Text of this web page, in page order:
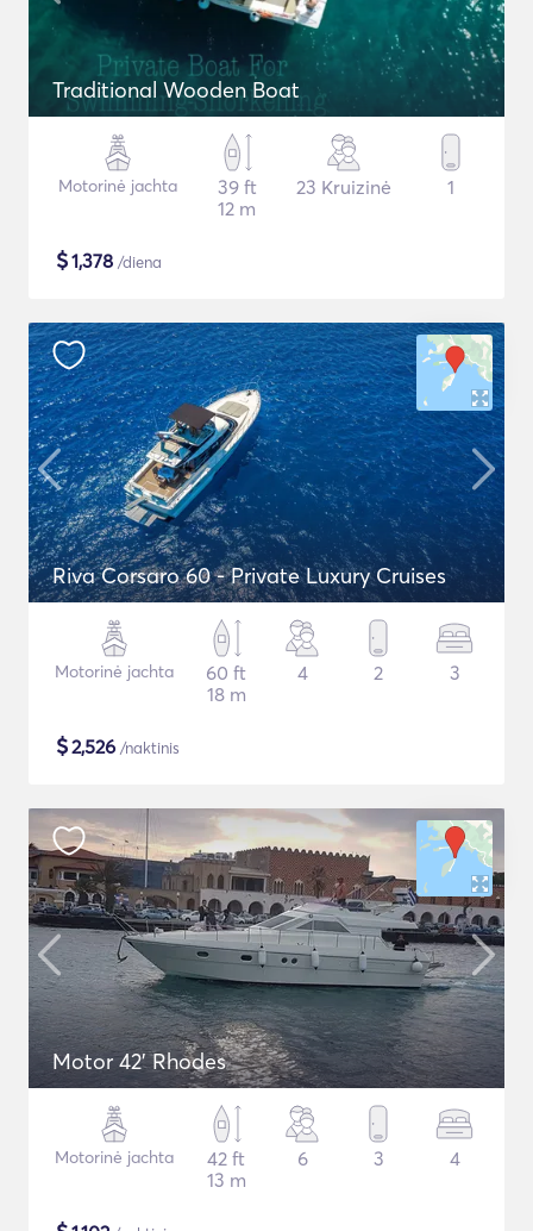
Traditional Wooden Boat
Motorinė jachta
39 ft
12 m
23 Kruizinė 1
$1,378 /diena
Riva Corsaro 60 - Private Luxury Cruises
Motorinė jachta
60 ft
18 m
4 2 3
$2,526 /naktinis
Motor 42' Rhodes
Motorinė jachta
42 ft
13 m
6 3 4